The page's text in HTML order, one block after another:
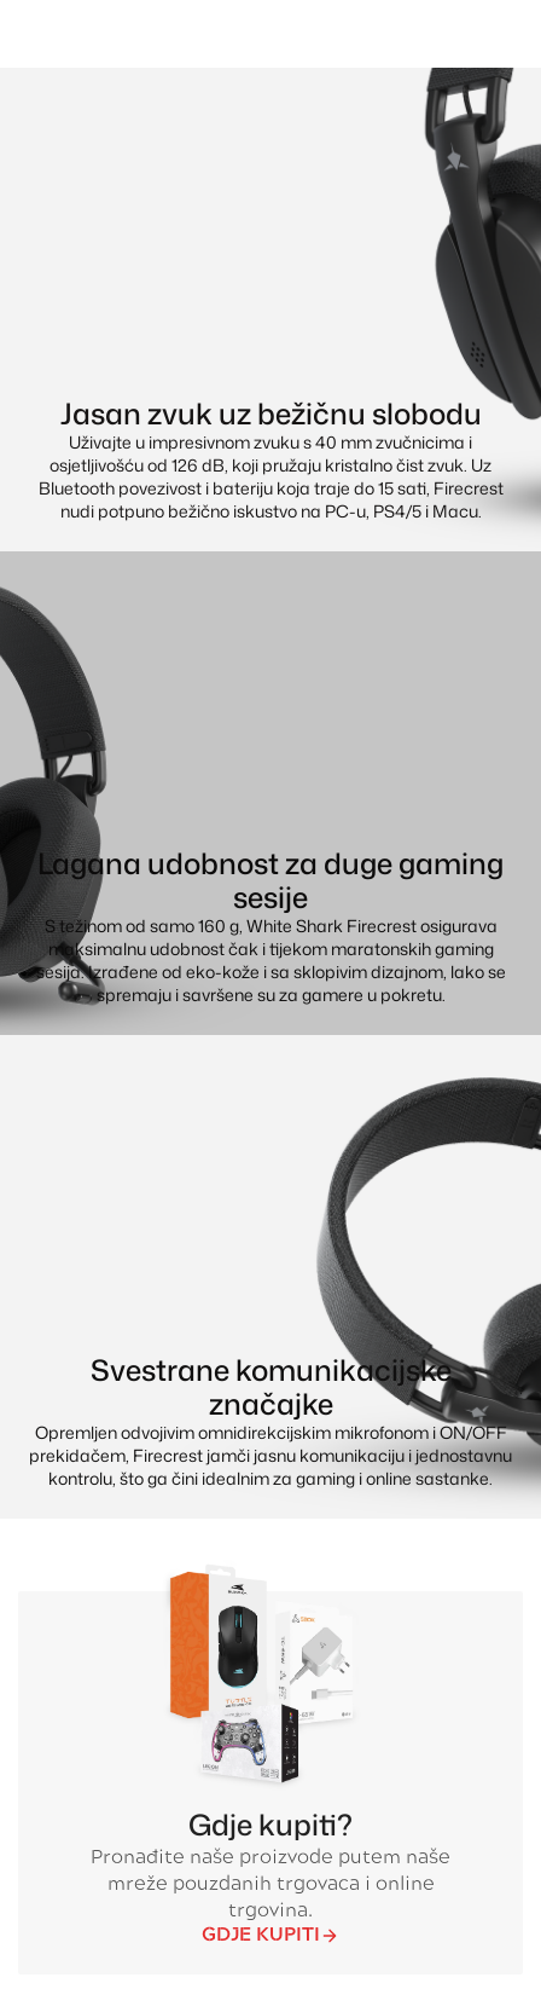
Jasan zvuk uz bežičnu slobodu
Uživajte u impresivnom zvuku s 40 mm zvučnicima i
osjetljivošću od 126 dB, koji pružaju kristalno čist zvuk. Uz
Bluetooth povezivost i bateriju koja traje do 15 sati, Firecrest
nudi potpuno bežično iskustvo na PC-u, PS4/5 i Macu.
Lagana udobnost za duge gaming
sesije
S težinom od samo 160 g, White Shark Firecrest osigurava
maksimalnu udobnost čak i tijekom maratonskih gaming
sesija. Izrađene od eko-kože i sa sklopivim dizajnom, lako se
spremaju i savršene su za gamere u pokretu.
Svestrane komunikacijske
značajke
Opremljen odvojivim omnidirekcijskim mikrofonom i ON/OFF
prekidačem, Firecrest jamči jasnu komunikaciju i jednostavnu
kontrolu, što ga čini idealnim za gaming i online sastanke.
Pronađite naše proizvode putem naše
mreže pouzdanih trgovaca i online
trgovina.
Gdje kupiti?
GDJE KUPITI